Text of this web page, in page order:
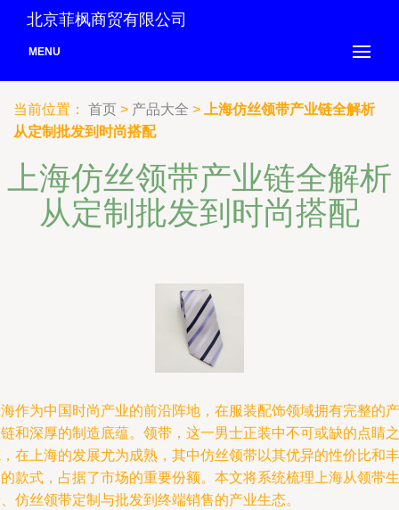
北京菲枫商贸有限公司
MENU
当前位置： 首页 > 产品大全 >
上海仿丝领带产业链全解析
从定制批发到时尚搭配
上海仿丝领带产业链全解析
从定制批发到时尚搭配
作为中国时尚产业的前沿阵地，在服装配饰领域拥有完整的产
和深厚的制造底蕴。领带，这一男士正装中不可或缺的点睛之
在上海的发展尤为成熟，其中仿丝领带以其优异的性价比和丰
款式，占据了市场的重要份额。本文将系统梳理上海从领带生
仿丝领带定制与批发到终端销售的产业生态。